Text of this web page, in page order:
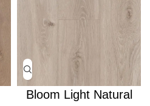
Bloom Light Natural